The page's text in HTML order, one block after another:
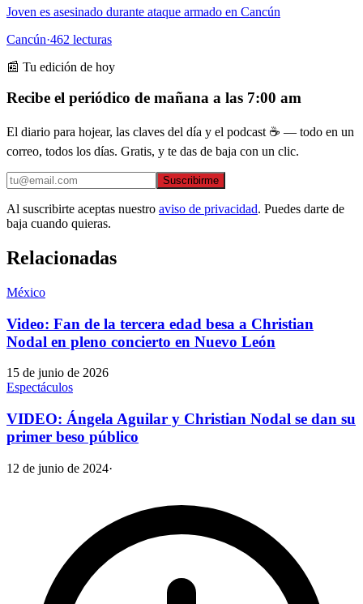
Joven es asesinado durante ataque armado en Cancún
Cancún·462 lecturas
📰 Tu edición de hoy
Recibe el periódico de mañana a las 7:00 am
El diario para hojear, las claves del día y el podcast ☕ — todo en un
correo, todos los días. Gratis, y te das de baja con un clic.
Suscribirme
Al suscribirte aceptas nuestro aviso de privacidad. Puedes darte de
baja cuando quieras.
Relacionadas
México
Video: Fan de la tercera edad besa a Christian
Nodal en pleno concierto en Nuevo León
15 de junio de 2026
Espectáculos
VIDEO: Ángela Aguilar y Christian Nodal se dan su
primer beso público
12 de junio de 2024·